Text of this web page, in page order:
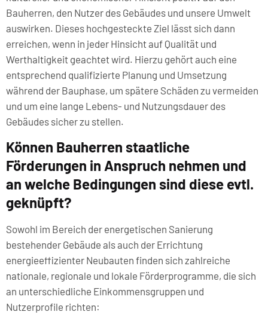
Bauherren, den Nutzer des Gebäudes und unsere Umwelt
auswirken. Dieses hochgesteckte Ziel lässt sich dann
erreichen, wenn in jeder Hinsicht auf Qualität und
Werthaltigkeit geachtet wird. Hierzu gehört auch eine
entsprechend qualifizierte Planung und Umsetzung
während der Bauphase, um spätere Schäden zu vermeiden
und um eine lange Lebens- und Nutzungsdauer des
Gebäudes sicher zu stellen.
Können Bauherren staatliche
Förderungen in Anspruch nehmen und
an welche Bedingungen sind diese evtl.
geknüpft?
Sowohl im Bereich der energetischen Sanierung
bestehender Gebäude als auch der Errichtung
energieeffizienter Neubauten finden sich zahlreiche
nationale, regionale und lokale Förderprogramme, die sich
an unterschiedliche Einkommensgruppen und
Nutzerprofile richten: